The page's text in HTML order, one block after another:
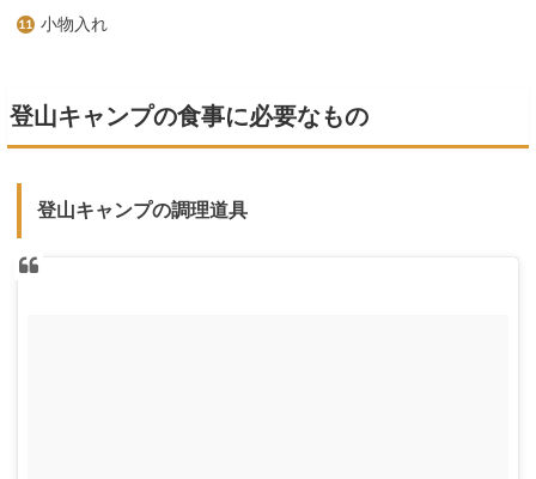
小物入れ
登山キャンプの食事に必要なもの
登山キャンプの調理道具